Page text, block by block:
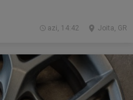
Joita, GR
azi, 14:42